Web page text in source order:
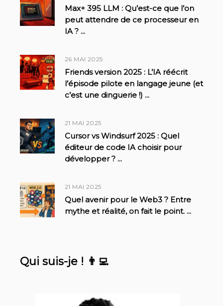
Max+ 395 LLM : Qu’est-ce que l’on
peut attendre de ce processeur en
IA ? ...
26 MAI 2025
Friends version 2025 : L’IA réécrit
l’épisode pilote en langage jeune (et
c’est une dinguerie !) ...
21 MAI 2025
Cursor vs Windsurf 2025 : Quel
éditeur de code IA choisir pour
développer ? ...
21 MAI 2025
Quel avenir pour le Web3 ? Entre
mythe et réalité, on fait le point. ...
Qui suis-je ! 👨‍💻